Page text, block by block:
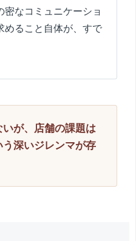
密なコミュニケーショ
めること自体が、すで
いが、店舗の課題は
深いジレンマが存